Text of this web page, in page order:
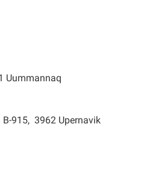
Uummannaq
915, 3962 Upernavik